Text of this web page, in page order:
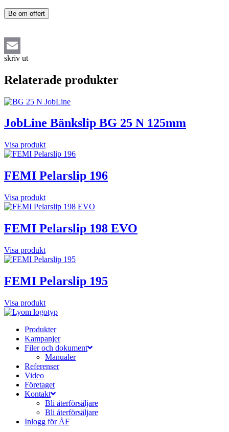
Be om offert
Email
skriv ut
Relaterade produkter
JobLine Bänkslip BG 25 N 125mm
Visa produkt
FEMI Pelarslip 196
Visa produkt
FEMI Pelarslip 198 EVO
Visa produkt
FEMI Pelarslip 195
Visa produkt
Produkter
Kampanjer
Filer och dokument
Manualer
Referenser
Video
Företaget
Kontakt
Bli återförsäljare
Bli återförsäljare
Inlogg för ÅF